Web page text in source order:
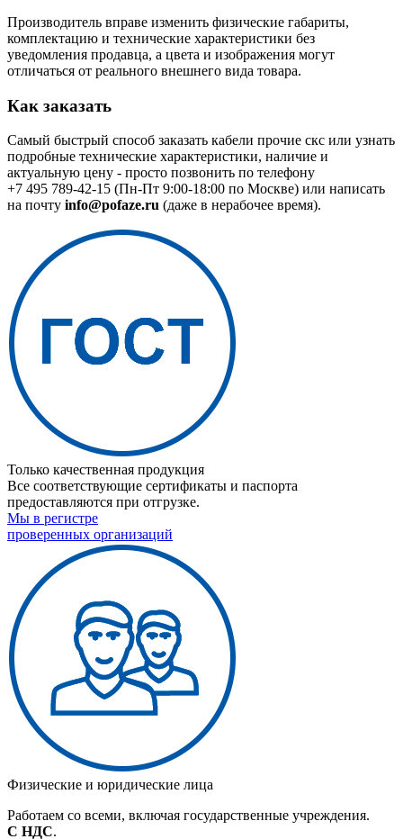
Производитель вправе изменить физические габариты,
комплектацию и технические характеристики без
уведомления продавца, а цвета и изображения могут
отличаться от реального внешнего вида товара.
Как заказать
Самый быстрый способ заказать кабели прочие скс или узнать
подробные технические характеристики, наличие и
актуальную цену - просто позвонить по телефону
+7 495 789-42-15 (Пн-Пт 9:00-18:00 по Москве) или написать
на почту info@pofaze.ru (даже в нерабочее время).
Только качественная продукция
Все соответствующие сертификаты и паспорта
предоставляются при отгрузке.
Мы в регистре
проверенных организаций
Физические и юридические лица
Работаем со всеми, включая государственные учреждения.
С НДС.